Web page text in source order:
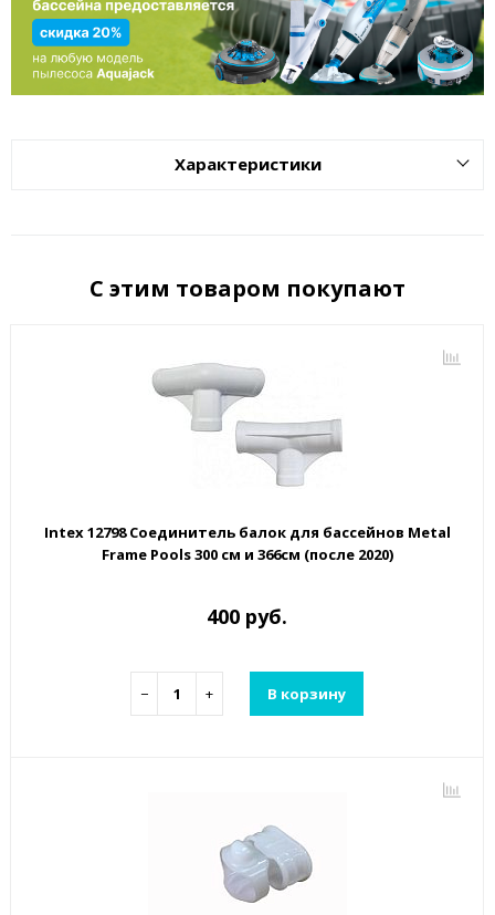
Характеристики
С этим товаром покупают
Intex 12798 Соединитель балок для бассейнов Metal
Frame Pools 300 см и 366см (после 2020)
400 руб.
− + В корзину